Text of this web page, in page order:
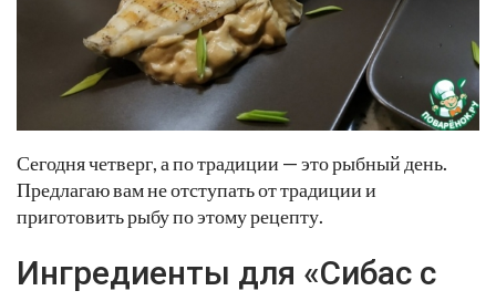
Сегодня четверг, а по традиции — это рыбный день.
Предлагаю вам не отступать от традиции и
приготовить рыбу по этому рецепту.
Ингредиенты для «Сибас с